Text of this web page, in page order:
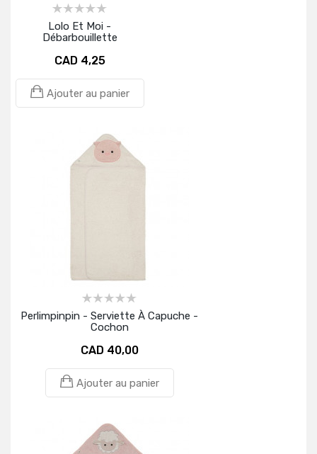
Lolo Et Moi -
Débarbouillette
CAD 4,25
Ajouter au panier
Perlimpinpin - Serviette À Capuche -
Cochon
CAD 40,00
Ajouter au panier